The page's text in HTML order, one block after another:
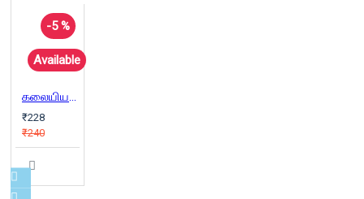
-5 %
Available
கலையியல் ரசனைக் கட்டுரைகள்
₹228
₹240